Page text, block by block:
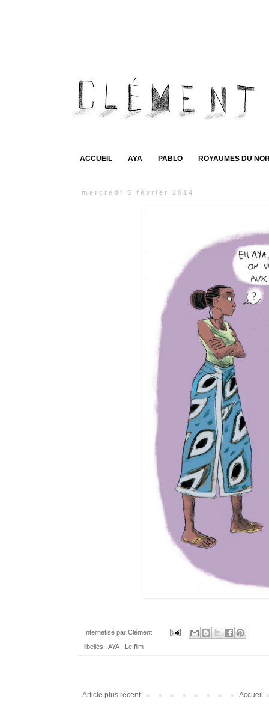
ACCUEIL AYA PABLO ROYAUMES DU
mercredi 5 février 2014
Internetisé par Clément
libellés : AYA - Le film
Article plus récent Accueil